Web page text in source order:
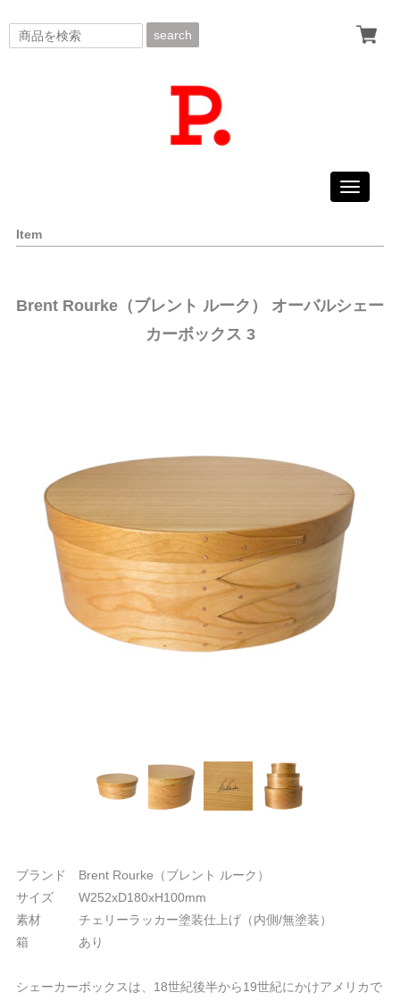
search
Toggle
Item
Brent Rourke（ブレント ルーク） オーバルシェー
カーボックス 3
ブランド Brent Rourke（ブレント ルーク）
サイズ W252xD180xH100mm
素材 チェリーラッカー塗装仕上げ（内側/無塗装）
箱 あり
シェーカーボックスは、18世紀後半から19世紀にかけアメリカで